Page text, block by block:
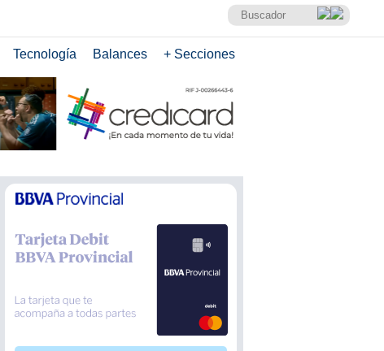
Tecnología Balances + Secciones